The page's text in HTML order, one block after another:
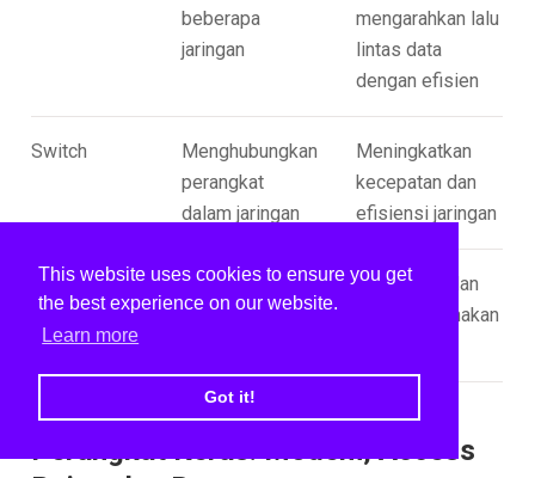
This website uses cookies to ensure you get
the best experience on our website.
Learn more
Got it!
beberapa
jaringan
mengarahkan lalu
lintas data
dengan efisien
Switch
Menghubungkan
perangkat
dalam jaringan
Meningkatkan
kecepatan dan
efisiensi jaringan
Hub
Menghubungkan
beberapa
Sederhana dan
mudah digunakan
Perangkat Keras: Modem, Access